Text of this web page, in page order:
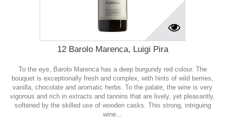
12 Barolo Marenca, Luigi Pira
To the eye, Barolo Marenca has a deep burgundy red colour. The
bouquet is exceptionally fresh and complex, with hints of wild berries,
vanilla, chocolate and aromatic herbs. To the palate, the wine is very
vigorous and rich in extracts and tannins that are lively, yet pleasantly,
softened by the skilled use of wooden casks. This strong, intriguing
wine...